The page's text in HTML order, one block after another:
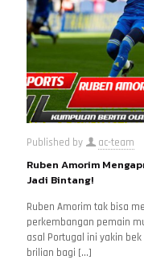
Published by ac-team
Ruben Amorim
Jadi Bintang!
Ruben Amorim tak bisa
perkembangan pemain
asal Portugal ini yakin
brilian bagi […]